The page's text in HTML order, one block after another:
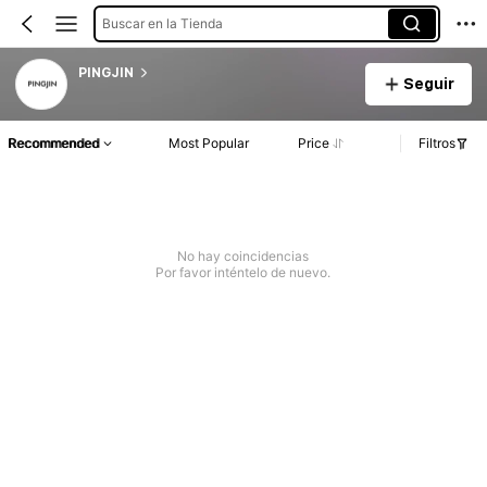
Buscar en la Tienda
PINGJIN
Seguir
Recommended Most Popular Price Filtros
No hay coincidencias
Por favor inténtelo de nuevo.